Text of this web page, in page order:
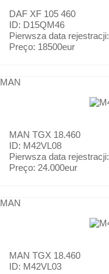
DAF XF 105 460
ID: D15QM46
Pierwsza data rejestracji:
Preço: 18500eur
MAN
MAN TGX 18.460
ID: M42VL08
Pierwsza data rejestracji:
Preço: 24.000eur
MAN
MAN TGX 18.460
ID: M42VL03